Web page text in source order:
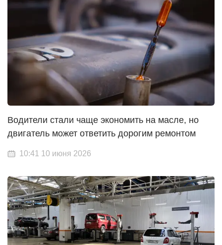
Водители стали чаще экономить на масле, но
двигатель может ответить дорогим ремонтом
10:41 10 июня 2026